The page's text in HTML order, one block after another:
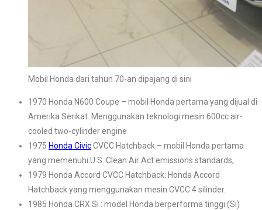
Mobil Honda dari tahun 70-an dipajang di sini
1970 Honda N600 Coupe – mobil Honda pertama yang dijual di
Amerika Serikat. Menggunakan teknologi mesin 600cc air-
cooled two-cylinder engine
1975 Honda CivicCVCC Hatchback – mobil Honda pertama
yang memenuhi U.S. Clean Air Act emissions standards,.
1979 Honda Accord CVCC Hatchback: Honda Accord
Hatchback yang menggunakan mesin CVCC 4 silinder.
1985 Honda CRX Si : model Honda berperforma tinggi (Si)